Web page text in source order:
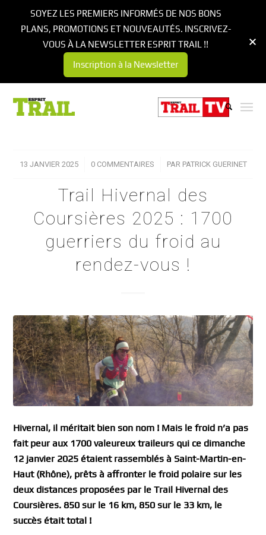
13 JANVIER 2025
/ 0 COMMENTAIRES
/ PAR PATRICK GUERINET
Trail Hivernal des
Coursières 2025 : 1700
guerriers du froid au
rendez-vous !
Hivernal, il méritait bien son nom ! Mais le froid n’a pas
fait peur aux 1700 valeureux traileurs qui ce dimanche
12 janvier 2025 étaient rassemblés à Saint-Martin-en-
Haut (Rhône), prêts à affronter le froid polaire sur les
deux distances proposées par le Trail Hivernal des
Coursières. 850 sur le 16 km, 850 sur le 33 km, le
succès était total !
SOYEZ LES PREMIERS INFORMÉS DE NOS BONS
PLANS, PROMOTIONS ET NOUVEAUTÉS. INSCRIVEZ-
VOUS À LA NEWSLETTER ESPRIT TRAIL !!
Inscription à la Newsletter